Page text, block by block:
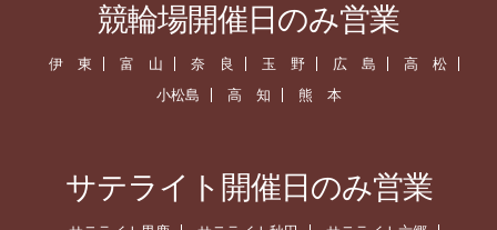
競輪場開催日のみ営業
伊 東 富 山 奈 良 玉 野 広 島
高 松
小松島
高 知 熊 本
サテライト開催日のみ営業